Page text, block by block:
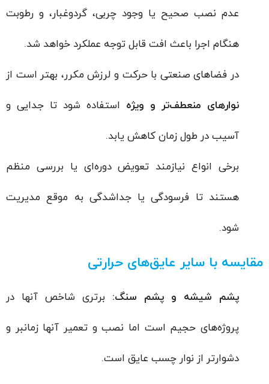
عدم نصب صحیح یا وجود چربی، گردوغبار، و رطوبت
هنگام اجرا باعث افت قابل توجه عملکرد خواهد شد.
در فضاهای صنعتی با حرکت و لرزش مکرر، بهتر است از
نوارهای منعطف‌تر و ویژهاستفاده شود تا جدایی و
آسیب در طول زمان کاهش یابد.
برخی انواع نیازمند تعویض دوره‌ای یا بررسی منظم
هستند تا فرسودگی یا جداشدگی به موقع مدیریت
شود.
مقایسه با سایر عایق‌های حرارتی
پشم شیشه و پشم سنگ:برتری شاخص آنها در
پروژه‌های حجیم است اما نصب و تعمیر آنها زمانبر و
دشوارتر از نوار چسب عایق است.